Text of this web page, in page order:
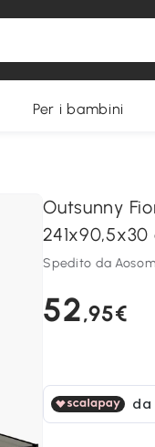
Per i bambini
Outsunny
241x90,5x30
Spedito da
52,95€